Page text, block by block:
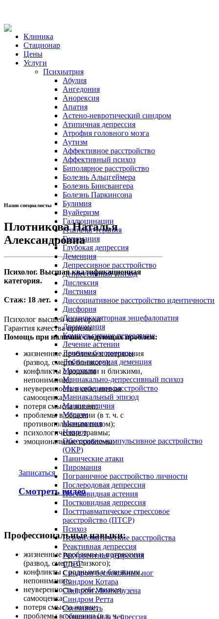
Клиника
Стационар
Цены
Услуги
Психиатрия
Абулия
Ангедония
Анорексия
Апатия
Астено-невротический синдром
Атипичная депрессия
Атрофия головного мозга
Аутизм
Аффективное расстройство
Аффективный психоз
Биполярное расстройство
Болезнь Альцгеймера
Болезнь Бинсвангера
Болезнь Паркинсона
Булимия
Вуайеризм
Галлюцинации
Гештальт-терапия
Гипомания
Глубокая депрессия
Деменция
Депрессивное расстройство
Депрессивный эпизод
Дислексия
Дистимия
Диссоциативное расстройство идентичности
Дисфория
Дисциркуляторная энцефалопатия
Дромомания
Компульсивное переедание
Лечение астении
Лечение бессонницы
Лобно-височная деменция
Мазохизм
Маниакально-депрессивный психоз
Маниакальное расстройство
Маниакальный эпизод
Мания величия
Маразм
Мономания
Невроз
Обсессивно-компульсивное расстройство
(ОКР)
Панические атаки
Пиромания
Пограничное расстройство личности
Послеродовая депрессия
Постковидная астения
Постковидная депрессия
Посттравматическое стрессовое
расстройство (ПТСР)
Психоз
Психосоматические расстройства
Реактивная депрессия
Рекуррентная депрессия
СДВГ
Синдром беспокойных ног
Синдром Котара
Синдром Мюнхгаузена
Синдром Ретта
Сонливость
Суицидальная депрессия
Наши специалисты
Плотникова Наталья
Александровна
Психолог. Высшая квалификационная
категория.
Стаж: 18 лет.
Психолог высшей категории
Гарантия качества приема
Помощь при наличии следующих проблем:
жизненные проблемы и потрясения
(развод, смерть близкого);
конфликты с родными и близкими,
непонимание;
неуверенность в себе, низкая
самооценка;
потеря смысла жизни;
проблемы в общении (в т. ч. с
противоположным полом);
психологические травмы;
эмоциональные проблемы.
Записаться
Смотреть видео
Профессиональные навыки:
жизненные проблемы и потрясения
(развод, смерть близкого);
конфликты с родными и близкими,
непонимание;
неуверенность в себе, низкая
самооценка;
потеря смысла жизни;
проблемы в общении (в т. ч. с